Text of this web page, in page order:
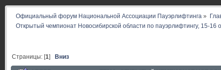
Официальный форум Национальной Ассоциации Пауэрлифтинга »
Открытый чемпионат Новосибирской области по пауэрлифтингу, 15-16
Страницы: [1]Вниз